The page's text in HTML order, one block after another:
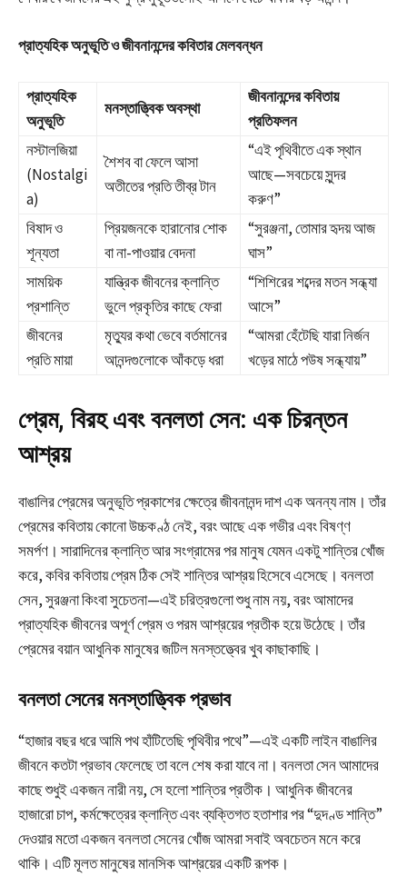
প্রাত্যহিক অনুভূতি ও জীবনানন্দের কবিতার মেলবন্ধন
প্রাত্যহিক
অনুভূতি
মনস্তাত্ত্বিক অবস্থা
জীবনানন্দের কবিতায়
প্রতিফলন
নস্টালজিয়া
(Nostalgi
a)
শৈশব বা ফেলে আসা
অতীতের প্রতি তীব্র টান
“এই পৃথিবীতে এক স্থান
আছে—সবচেয়ে সুন্দর
করুণ”
বিষাদ ও
শূন্যতা
প্রিয়জনকে হারানোর শোক
বা না-পাওয়ার বেদনা
“সুরঞ্জনা, তোমার হৃদয় আজ
ঘাস”
সাময়িক
প্রশান্তি
যান্ত্রিক জীবনের ক্লান্তি
ভুলে প্রকৃতির কাছে ফেরা
“শিশিরের শব্দের মতন সন্ধ্যা
আসে”
জীবনের
প্রতি মায়া
মৃত্যুর কথা ভেবে বর্তমানের
আনন্দগুলোকে আঁকড়ে ধরা
“আমরা হেঁটেছি যারা নির্জন
খড়ের মাঠে পউষ সন্ধ্যায়”
প্রেম, বিরহ এবং বনলতা সেন: এক চিরন্তন
আশ্রয়
বাঙালির প্রেমের অনুভূতি প্রকাশের ক্ষেত্রে জীবনানন্দ দাশ এক অনন্য নাম। তাঁর
প্রেমের কবিতায় কোনো উচ্চকণ্ঠ নেই, বরং আছে এক গভীর এবং বিষণ্ণ
সমর্পণ। সারাদিনের ক্লান্তি আর সংগ্রামের পর মানুষ যেমন একটু শান্তির খোঁজ
করে, কবির কবিতায় প্রেম ঠিক সেই শান্তির আশ্রয় হিসেবে এসেছে। বনলতা
সেন, সুরঞ্জনা কিংবা সুচেতনা—এই চরিত্রগুলো শুধু নাম নয়, বরং আমাদের
প্রাত্যহিক জীবনের অপূর্ণ প্রেম ও পরম আশ্রয়ের প্রতীক হয়ে উঠেছে। তাঁর
প্রেমের বয়ান আধুনিক মানুষের জটিল মনস্তত্ত্বের খুব কাছাকাছি।
বনলতা সেনের মনস্তাত্ত্বিক প্রভাব
“হাজার বছর ধরে আমি পথ হাঁটিতেছি পৃথিবীর পথে”—এই একটি লাইন বাঙালির
জীবনে কতটা প্রভাব ফেলেছে তা বলে শেষ করা যাবে না। বনলতা সেন আমাদের
কাছে শুধুই একজন নারী নয়, সে হলো শান্তির প্রতীক। আধুনিক জীবনের
হাজারো চাপ, কর্মক্ষেত্রের ক্লান্তি এবং ব্যক্তিগত হতাশার পর “দুদণ্ড শান্তি”
দেওয়ার মতো একজন বনলতা সেনের খোঁজ আমরা সবাই অবচেতন মনে করে
থাকি। এটি মূলত মানুষের মানসিক আশ্রয়ের একটি রূপক।